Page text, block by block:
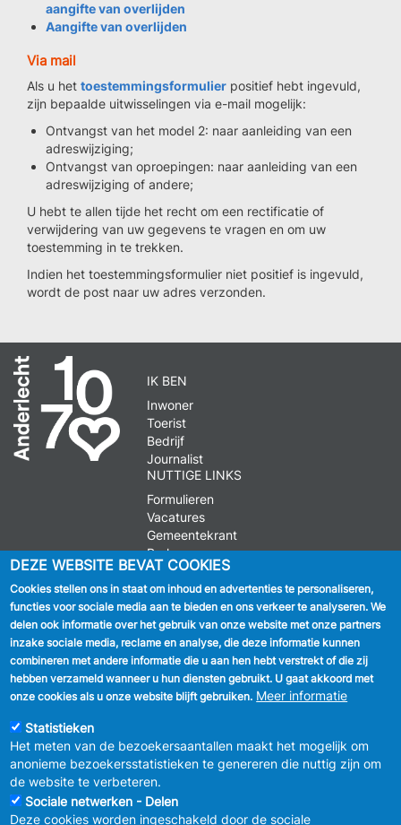
aangifte van overlijden
Aangifte van overlijden
Via mail
Als u het toestemmingsformulier positief hebt ingevuld,
zijn bepaalde uitwisselingen via e-mail mogelijk:
Ontvangst van het model 2: naar aanleiding van een
adreswijziging;
Ontvangst van oproepingen: naar aanleiding van een
adreswijziging of andere;
U hebt te allen tijde het recht om een rectificatie of
verwijdering van uw gegevens te vragen en om uw
toestemming in te trekken.
Indien het toestemmingsformulier niet positief is ingevuld,
wordt de post naar uw adres verzonden.
IK BEN
Inwoner
Toerist
Bedrijf
Journalist
NUTTIGE LINKS
Formulieren
Vacatures
Gemeentekrant
Parkeren
VOLG ONS
Facebook
Linkedin
Instagram
DEZE WEBSITE BEVAT COOKIES
Cookies stellen ons in staat om inhoud en advertenties te personaliseren,
functies voor sociale media aan te bieden en ons verkeer te analyseren. We
delen ook informatie over het gebruik van onze website met onze partners
inzake sociale media, reclame en analyse, die deze informatie kunnen
combineren met andere informatie die u aan hen hebt verstrekt of die zij
hebben verzameld wanneer u hun diensten gebruikt. U gaat akkoord met
onze cookies als u onze website blijft gebruiken. Meer informatie
Statistieken
Het meten van de bezoekersaantallen maakt het mogelijk om
anonieme bezoekersstatistieken te genereren die nuttig zijn om
de website te verbeteren.
Sociale netwerken - Delen
Deze cookies worden ingeschakeld door de sociale